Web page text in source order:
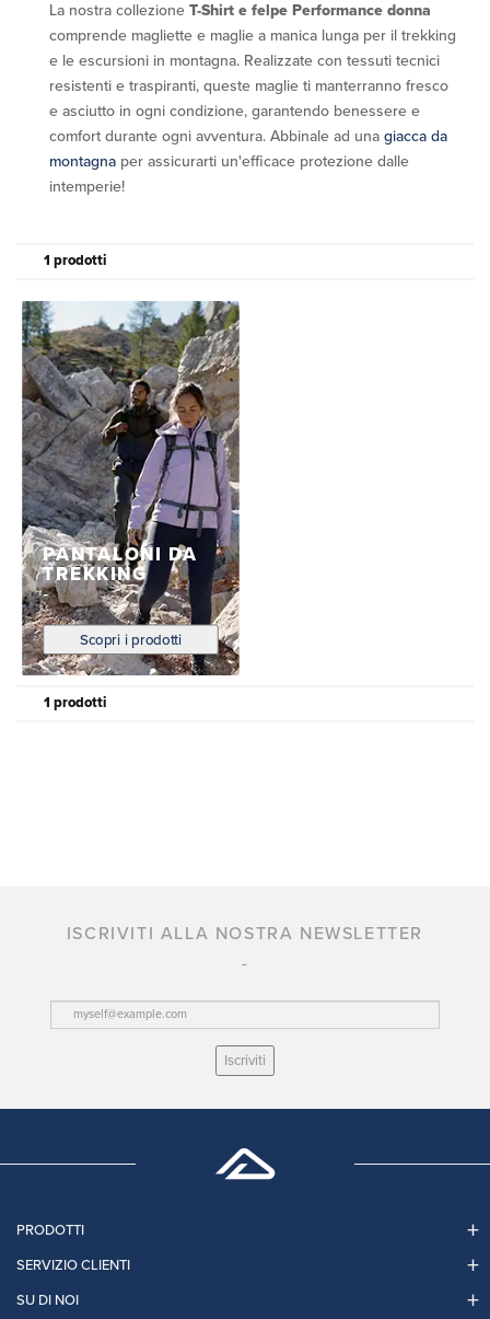
La nostra collezione T-Shirt e felpe Performance donna
comprende magliette e maglie a manica lunga per il trekking
e le escursioni in montagna. Realizzate con tessuti tecnici
resistenti e traspiranti, queste maglie ti manterranno fresco
e asciutto in ogni condizione, garantendo benessere e
comfort durante ogni avventura. Abbinale ad una giacca da
montagna per assicurarti un'efficace protezione dalle
intemperie!
1 prodotti
PANTALONI DA
TREKKING
Scopri i prodotti
1 prodotti
ISCRIVITI ALLA NOSTRA NEWSLETTER
Iscriviti
PRODOTTI
SERVIZIO CLIENTI
SU DI NOI